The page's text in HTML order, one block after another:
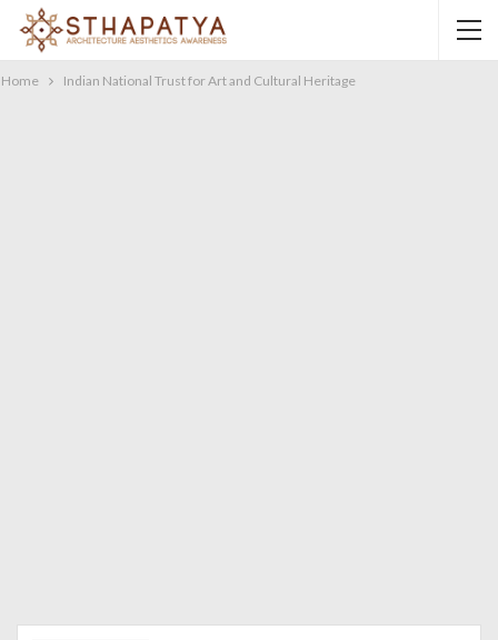
Home Indian National Trust for Art and Cultural Heritage